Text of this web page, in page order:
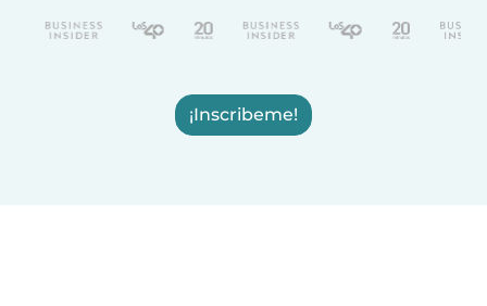
¡Inscribeme!